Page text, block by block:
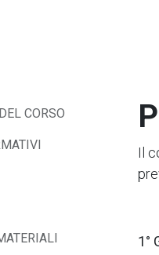
CORSO
Il
1°